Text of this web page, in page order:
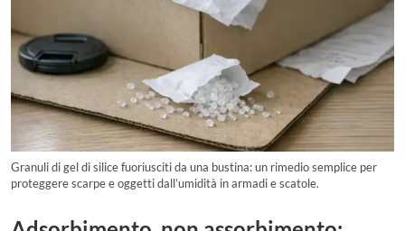
Granuli di gel di silice fuoriusciti da una bustina: un rimedio semplice per
proteggere scarpe e oggetti dall’umidità in armadi e scatole.